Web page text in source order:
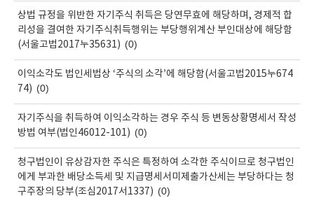
상법 규정을 위반한 자기주식 취득은 당연무효에 해당하며, 경제적 합
리성을 결여한 자기주식취득행위는 부당행위계산 부인대상에 해당함
(서울고법2017누35631) (0)
이익소각도 법인세법상 ‘주식의 소각’에 해당함(서울고법2015누674
74) (0)
자기주식을 취득하여 이익소각하는 경우 주식 등 변동상황명세서 작성
방법 여부(법인46012-101) (0)
청구법인이 유상감자한 주식은 특정하여 소각한 주식이므로 청구법인
에게 부과한 배당소득세 및 지급명세서미제출가산세는 부당하다는 청
구주장의 당부(조심2017서1337) (0)